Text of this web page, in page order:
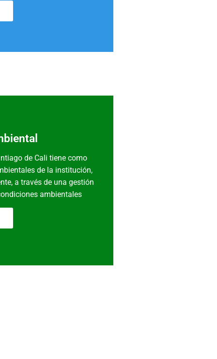
de Cali tiene como
de la institución,
a través de una gestión
ambientales